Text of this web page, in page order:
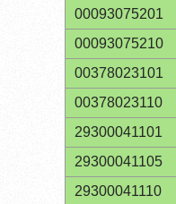
00093075201
00093075210
00378023101
00378023110
29300041101
29300041105
29300041110